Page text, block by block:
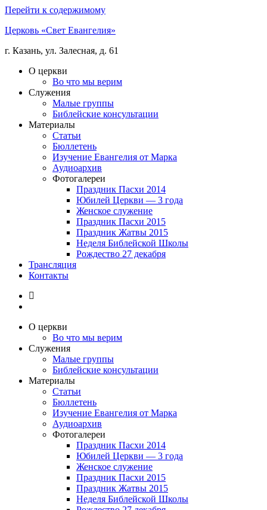
Перейти к содержимому
Церковь «Свет Евангелия»
г. Казань, ул. Залесная, д. 61
О церкви
Во что мы верим
Служения
Малые группы
Библейские консультации
Материалы
Статьи
Бюллетень
Изучение Евангелия от Марка
Аудиоархив
Фотогалереи
Праздник Пасхи 2014
Юбилей Церкви — 3 года
Женское служение
Праздник Пасхи 2015
Праздник Жатвы 2015
Неделя Библейской Школы
Рождество 27 декабря
Трансляция
Контакты
О церкви
Во что мы верим
Служения
Малые группы
Библейские консультации
Материалы
Статьи
Бюллетень
Изучение Евангелия от Марка
Аудиоархив
Фотогалереи
Праздник Пасхи 2014
Юбилей Церкви — 3 года
Женское служение
Праздник Пасхи 2015
Праздник Жатвы 2015
Неделя Библейской Школы